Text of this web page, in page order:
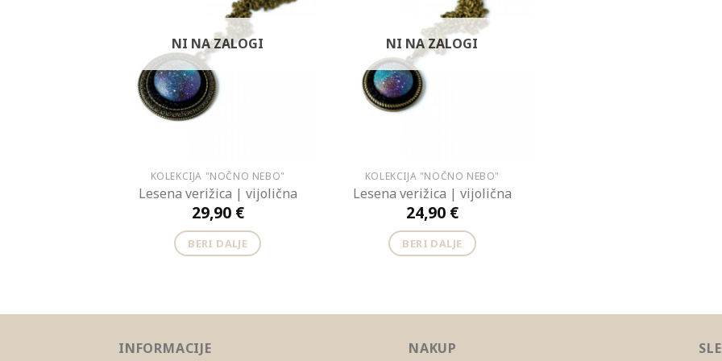
NI NA ZALOGI
KOLEKCIJA "NOČNO NEBO"
Lesena verižica | vijolična
29,90 €
BERI DALJE
NI NA ZALOGI
KOLEKCIJA "NOČNO NEBO"
Lesena verižica | vijolična
24,90 €
BERI DALJE
INFORMACIJE NAKUP